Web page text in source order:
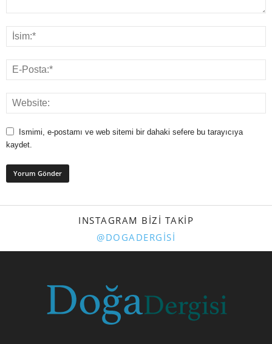
Ismimi, e-postamı ve web sitemi bir dahaki sefere bu tarayıcıya
kaydet.
INSTAGRAM BIZI TAKIP
@DOGADERGISI